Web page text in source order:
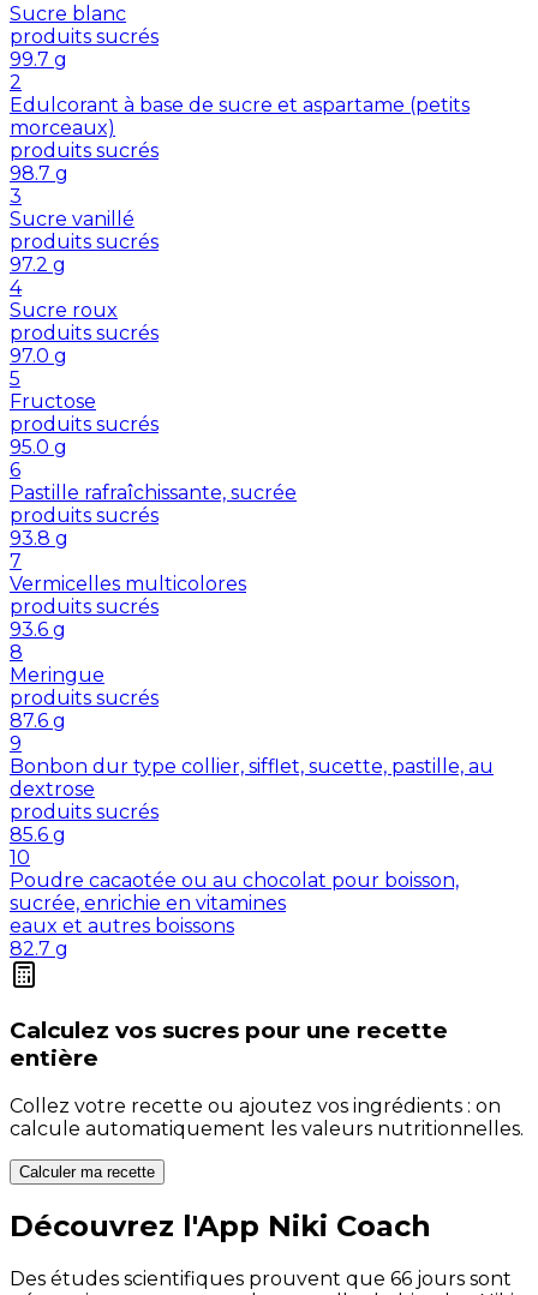
Sucre blanc
produits sucrés
99.7 g
2
Edulcorant à base de sucre et aspartame (petits
morceaux)
produits sucrés
98.7 g
3
Sucre vanillé
produits sucrés
97.2 g
4
Sucre roux
produits sucrés
97.0 g
5
Fructose
produits sucrés
95.0 g
6
Pastille rafraîchissante, sucrée
produits sucrés
93.8 g
7
Vermicelles multicolores
produits sucrés
93.6 g
8
Meringue
produits sucrés
87.6 g
9
Bonbon dur type collier, sifflet, sucette, pastille, au
dextrose
produits sucrés
85.6 g
10
Poudre cacaotée ou au chocolat pour boisson,
sucrée, enrichie en vitamines
eaux et autres boissons
82.7 g
Calculez vos sucres pour une recette
entière
Collez votre recette ou ajoutez vos ingrédients : on
calcule automatiquement les valeurs nutritionnelles.
Calculer ma recette
Découvrez l'App Niki Coach
Des études scientifiques prouvent que 66 jours sont